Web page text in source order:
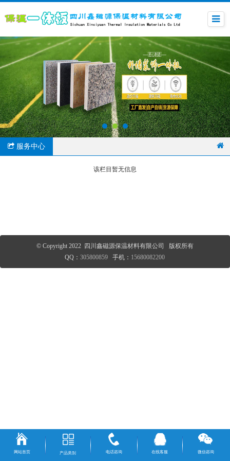
服务中心
该栏目暂无信息
© Copyright 2022 四川鑫磁源保温材料有限公司 版权所有
QQ：305800859 手机： 15680082200
网站首页 产品类别 电话咨询 在线客服 微信咨询